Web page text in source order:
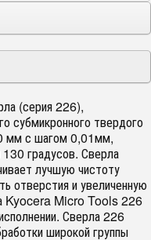
(серия 226),
субмикронного твердого
мм с шагом 0,01мм,
градусов. Сверла
лучшую чистоту
отверстия и увеличенную
Kyocera Micro Tools 226
Сверла 226
широкой группы